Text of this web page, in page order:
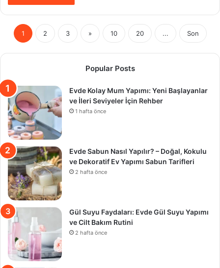
1 2 3 » 10 20 ... Son
Popular Posts
Evde Kolay Mum Yapımı: Yeni Başlayanlar
ve İleri Seviyeler İçin Rehber
1 hafta önce
Evde Sabun Nasıl Yapılır? – Doğal, Kokulu
ve Dekoratif Ev Yapımı Sabun Tarifleri
2 hafta önce
Gül Suyu Faydaları: Evde Gül Suyu Yapımı
ve Cilt Bakım Rutini
2 hafta önce